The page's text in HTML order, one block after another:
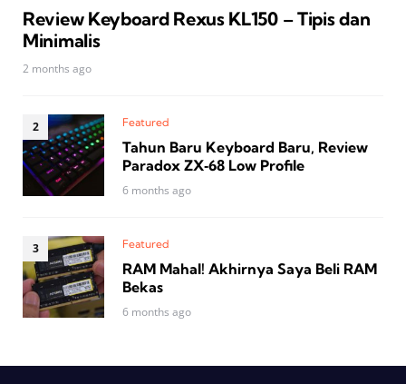
Review Keyboard Rexus KL150 – Tipis dan
Minimalis
2 months ago
Featured
Tahun Baru Keyboard Baru, Review
Paradox ZX‑68 Low Profile
6 months ago
Featured
RAM Mahal! Akhirnya Saya Beli RAM
Bekas
6 months ago